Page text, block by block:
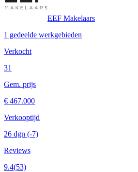
EEF Makelaars
1 gedeelde werkgebieden
Verkocht
31
Gem. prijs
€ 467.000
Verkooptijd
26 dgn (-7)
Reviews
9.4(53)